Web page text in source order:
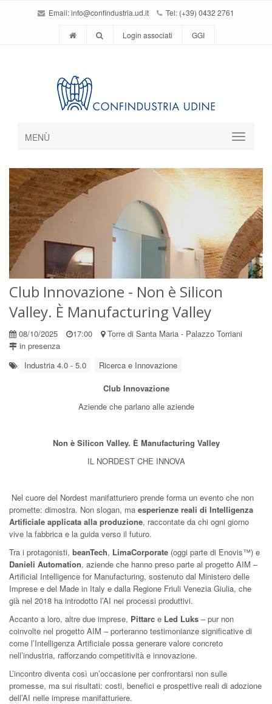
Email:info@confindustria.ud.it Tel: (+39) 0432 2761
Login associati GGI
MENÙ
Club Innovazione - Non è Silicon
Valley. È Manufacturing Valley
08/10/2025 17:00
Torre di Santa Maria - Palazzo Torriani
in presenza
Industria 4.0 - 5.0
Ricerca e Innovazione
Club Innovazione
Aziende che parlano alle aziende
Non è Silicon Valley. È Manufacturing Valley
IL NORDEST CHE INNOVA
Nel cuore del Nordest manifatturiero prende forma un evento che non
promette: dimostra. Non slogan, ma esperienze reali di Intelligenza
Artificiale applicata alla produzione, raccontate da chi ogni giorno
vive la fabbrica e la guida verso il futuro.
Tra i protagonisti, beanTech, LimaCorporate (oggi parte di Enovis™) e
Danieli Automation, aziende che hanno preso parte al progetto AIM –
Artificial Intelligence for Manufacturing, sostenuto dal Ministero delle
Imprese e del Made in Italy e dalla Regione Friuli Venezia Giulia, che
già nel 2018 ha introdotto l’AI nei processi produttivi.
Accanto a loro, altre due imprese, Pittarc e Led Luks – pur non
coinvolte nel progetto AIM – porteranno testimonianze significative di
come l’Intelligenza Artificiale possa generare valore concreto
nell’industria, rafforzando competitività e innovazione.
L’incontro diventa così un’occasione per confrontarsi non sulle
promesse, ma sui risultati: costi, benefici e prospettive reali di adozione
dell’AI nelle imprese manifatturiere.